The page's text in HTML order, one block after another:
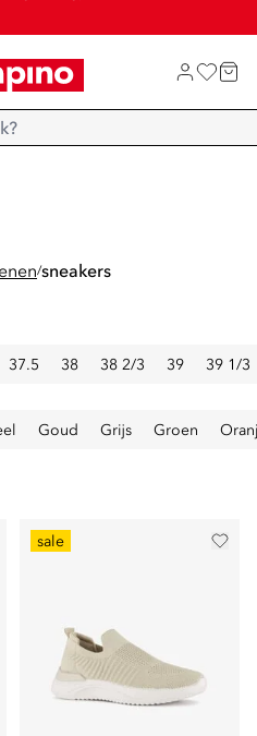
OP SALE
NIEUW
/sneakers
37.5 38 38 2/3 39 39 1/3
Goud Grijs Groen
sale